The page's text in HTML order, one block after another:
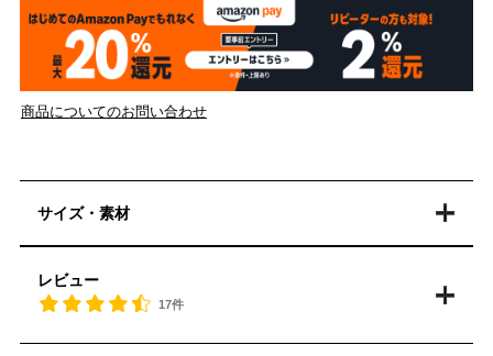
商品についてのお問い合わせ
サイズ・素材
レビュー
17件